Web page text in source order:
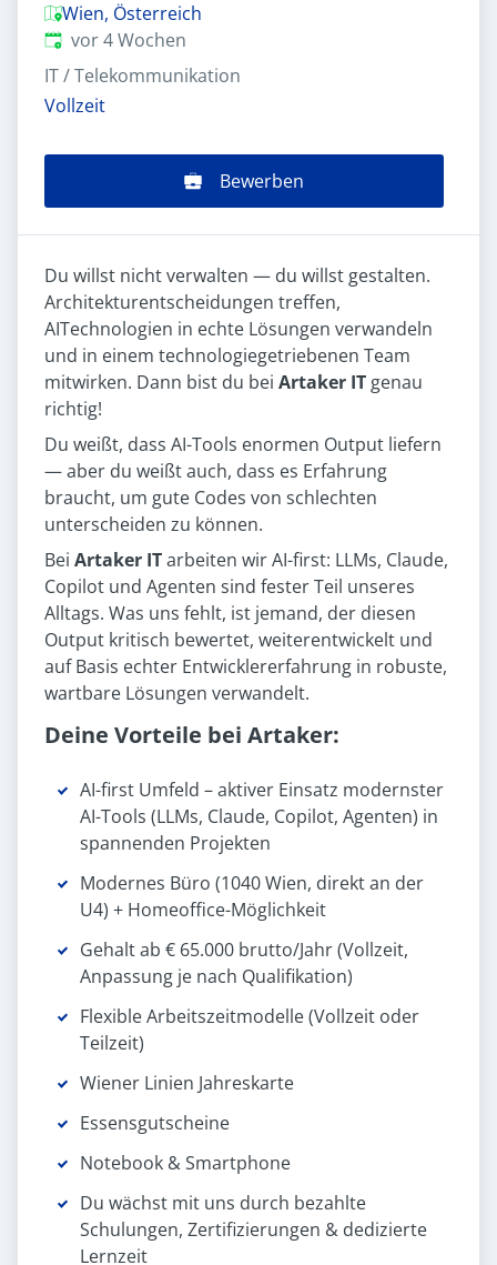
Wien, Österreich
Veröffentlicht:
vor 4 Wochen
IT / Telekommunikation
Vollzeit
Bewerben
Du willst nicht verwalten — du willst gestalten.
Architekturentscheidungen treffen,
AITechnologien in echte Lösungen verwandeln
und in einem technologiegetriebenen Team
mitwirken. Dann bist du bei Artaker IT genau
richtig!
Du weißt, dass AI-Tools enormen Output liefern
— aber du weißt auch, dass es Erfahrung
braucht, um gute Codes von schlechten
unterscheiden zu können.
Bei Artaker ITarbeiten wir AI-first: LLMs, Claude,
Copilot und Agenten sind fester Teil unseres
Alltags. Was uns fehlt, ist jemand, der diesen
Output kritisch bewertet, weiterentwickelt und
auf Basis echter Entwicklererfahrung in robuste,
wartbare Lösungen verwandelt.
Deine Vorteile bei Artaker:
AI-first Umfeld – aktiver Einsatz modernster
AI-Tools (LLMs, Claude, Copilot, Agenten) in
spannenden Projekten
Modernes Büro (1040 Wien, direkt an der
U4) + Homeoffice-Möglichkeit
Gehalt ab € 65.000 brutto/Jahr (Vollzeit,
Anpassung je nach Qualifikation)
Flexible Arbeitszeitmodelle (Vollzeit oder
Teilzeit)
Wiener Linien Jahreskarte
Essensgutscheine
Notebook & Smartphone
Du wächst mit uns durch bezahlte
Schulungen, Zertifizierungen & dedizierte
Lernzeit